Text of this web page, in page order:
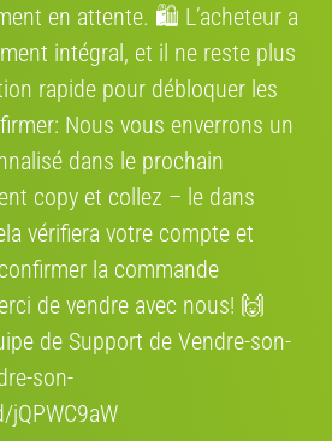
Course
Cannondale Synapse Carbon
9/102016 · Course
€ 5'000
Cannondale SuperSix
en attente. 🛍️ L’acheteur a
intégral, et il ne reste plus
rapide pour débloquer les
Nous vous enverrons un
dans le prochain
сору et collez – le dans
vérifiera votre compte et
la commande
de vendre avec nous! 🙌
de Support de Vendre-son-
son-